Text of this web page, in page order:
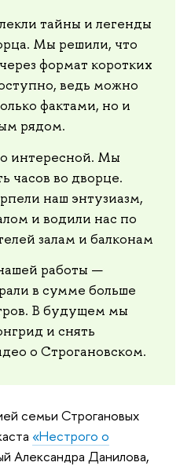
тайны и легенды
Мы решили, что
формат коротких
ведь можно
фактами, но и
рядом.
интересной. Мы
часов во дворце.
наш энтузиазм,
и водили нас по
залам и балконам
работы —
в сумме больше
В будущем мы
и снять
о Строгановском.
семьи Строгановых
«Нестрого о
Александра Данилова,